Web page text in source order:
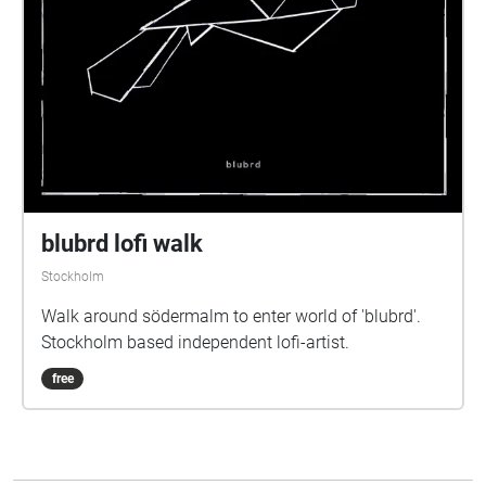
blubrd lofi walk
Stockholm
Walk around södermalm to enter world of 'blubrd'.
Stockholm based independent lofi-artist.
free